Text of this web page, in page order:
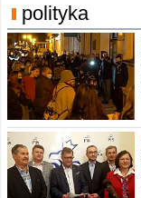
polityka